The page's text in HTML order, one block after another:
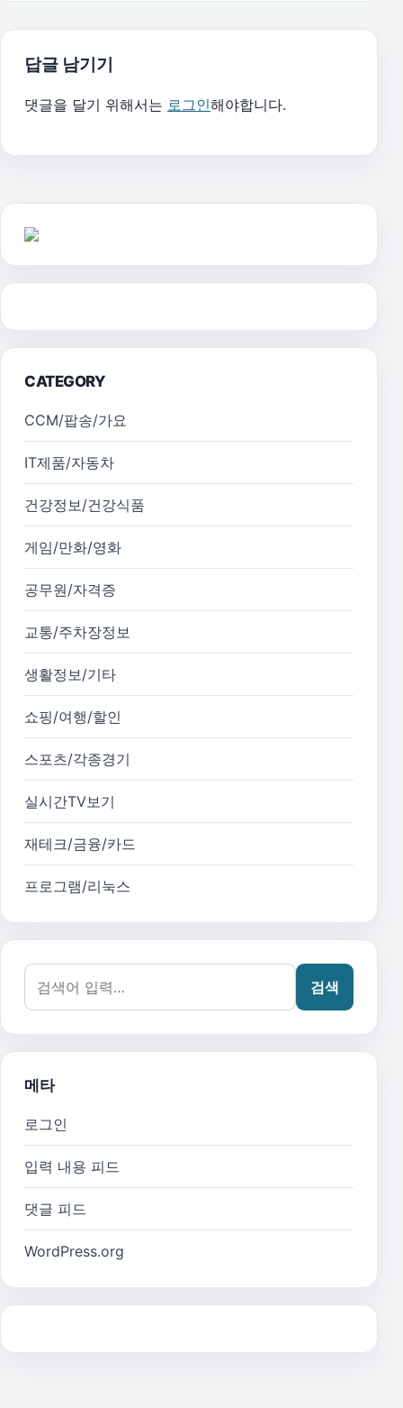
답글 남기기
댓글을 달기 위해서는 로그인해야합니다.
CATEGORY
CCM/팝송/가요
IT제품/자동차
건강정보/건강식품
게임/만화/영화
공무원/자격증
교통/주차장정보
생활정보/기타
쇼핑/여행/할인
스포츠/각종경기
실시간TV보기
재테크/금융/카드
프로그램/리눅스
검색어:
검색
메타
로그인
입력 내용 피드
댓글 피드
WordPress.org